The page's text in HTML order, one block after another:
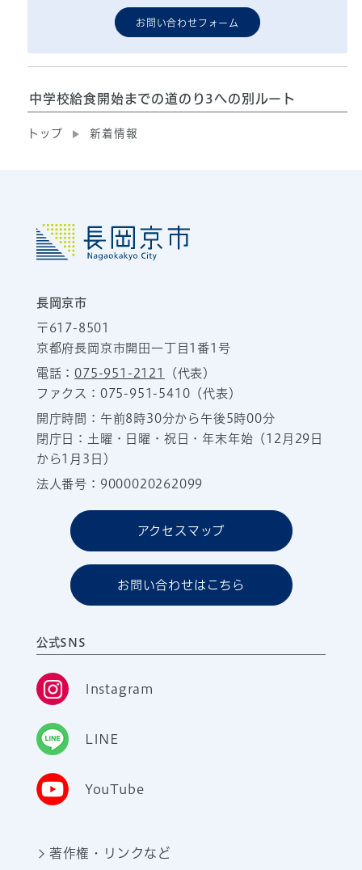
お問い合わせフォーム
中学校給食開始までの道のり3への別ルート
トップ 新着情報
長岡京市
〒617-8501
京都府長岡京市開田一丁目1番1号
電話：075-951-2121
（代表）
ファクス：075-951-5410（代表）
開庁時間：午前8時30分から午後5時00分
閉庁日：土曜・日曜・祝日・年末年始（12月29日
から1月3日）
法人番号：9000020262099
アクセスマップ
お問い合わせはこちら
公式SNS
Instagram
LINE
YouTube
著作権・リンクなど